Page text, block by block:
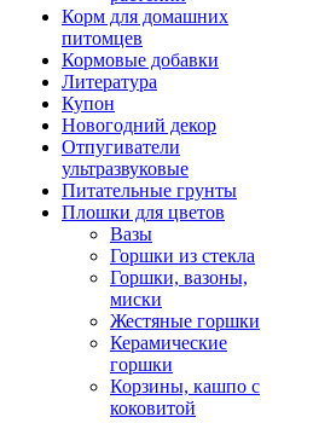
Корм для домашних
питомцев
Кормовые добавки
Литература
Купон
Новогодний декор
Отпугиватели
ультразвуковые
Питательные грунты
Плошки для цветов
Вазы
Горшки из стекла
Горшки, вазоны,
миски
Жестяные горшки
Керамические
горшки
Корзины, кашпо с
коковитой